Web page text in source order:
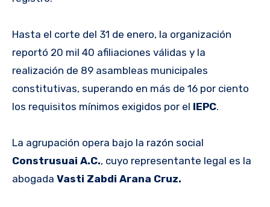
Hasta el corte del 31 de enero, la organización
reportó 20 mil 40 afiliaciones válidas y la
realización de 89 asambleas municipales
constitutivas, superando en más de 16 por ciento
los requisitos mínimos exigidos por el IEPC.
La agrupación opera bajo la razón social
Construsuai A.C., cuyo representante legal es la
abogada Vasti Zabdi Arana Cruz.